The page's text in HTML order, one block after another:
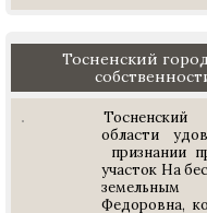
Тосненский
области
признании
участок На
земельным
Федоровна,